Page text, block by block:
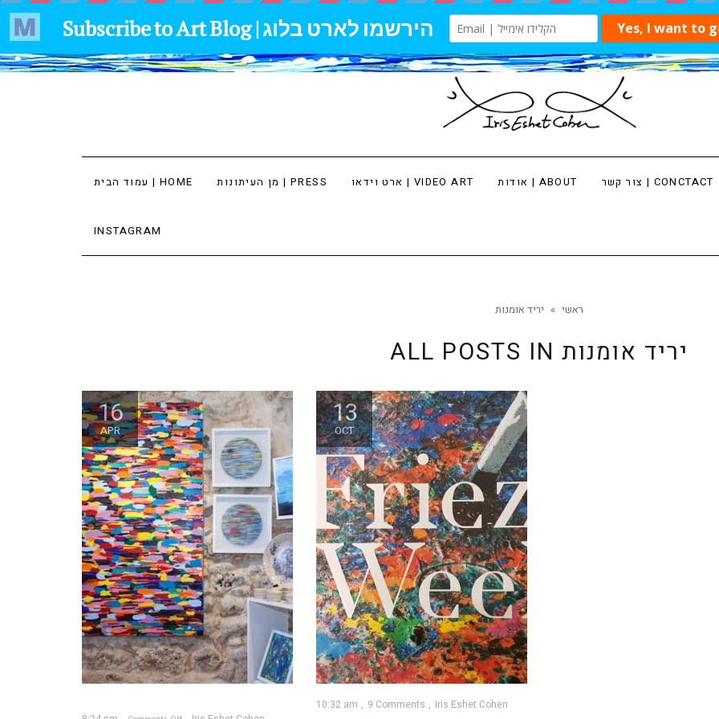
עמוד הבית | HOME מן העיתונות | PRESS ארט וידאו | VIDEO ART אודות | ABOUT צור קשר | CONCTACT
INSTAGRAM
ראשי » יריד אומנות
ALL POSTS IN יריד אומנות
16
APR 13
OCT
10:32 am 9 Comments Iris Eshet Cohen